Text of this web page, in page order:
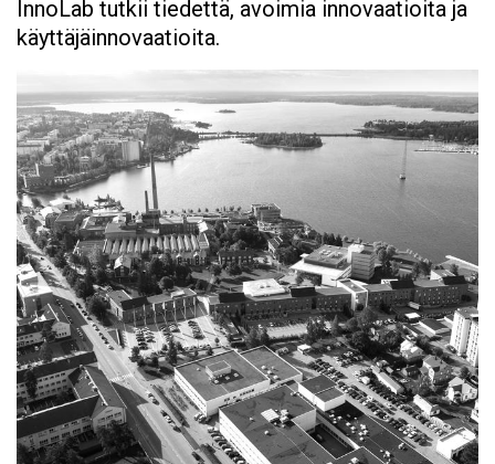
InnoLab tutkii tiedettä, avoimia innovaatioita ja
käyttäjäinnovaatioita.